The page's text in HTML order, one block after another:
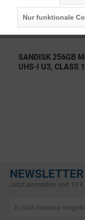
SANDISK 256GB
UHS-I U3, CLASS
NEWSLETTER
Jetzt anmelden und 10
Nur funktionale